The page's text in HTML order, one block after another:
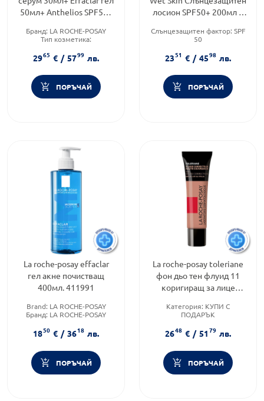
50мл+ Anthelios SPF50+
Комлект
Бранд: LA ROCHE-POSAY
Тип козметика:
Форма на продукта:
комплект
2965 € / 5799 лв.
ПОРЪЧАЙ
лосион SPF50+ 200мл +
322795
Слънцезащитен фактор: SPF
50
Дермокозметика
Тип продукт:Лосион
2351 € / 4598 лв.
ПОРЪЧАЙ
La roche-posay effaclar
гел акне почистващ
400мл. 411991
Brand: LA ROCHE-POSAY
Бранд: LA ROCHE-POSAY
1850 € / 3618 лв.
ПОРЪЧАЙ
La roche-posay toleriane
фон дьо тен флуид 11
коригиращ за лице
30мл. 863926
Категория: КУПИ С
ПОДАРЪК
TOLERIANE
Тип продукт:Фон дьо тен
2648 € / 5179 лв.
ПОРЪЧАЙ